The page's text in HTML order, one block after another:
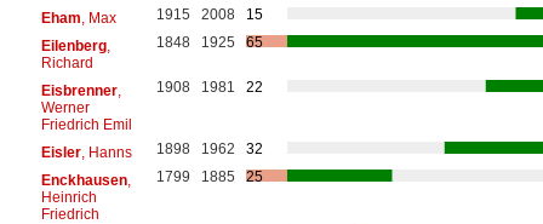
Eham , Max 1915 2008
15
Eilenberg,
Richard
1848 1925 65
Eisbrenner,
Werner
Friedrich Emil
1908 1981 22
Eisler, Hanns 1898 1962
32
Enckhausen,
Heinrich
Friedrich
1799 1885 25